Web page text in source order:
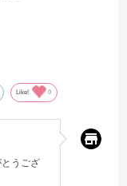
Like! 0
うござ